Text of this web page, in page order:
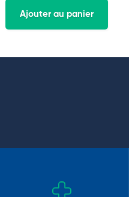
Ajouter au panier